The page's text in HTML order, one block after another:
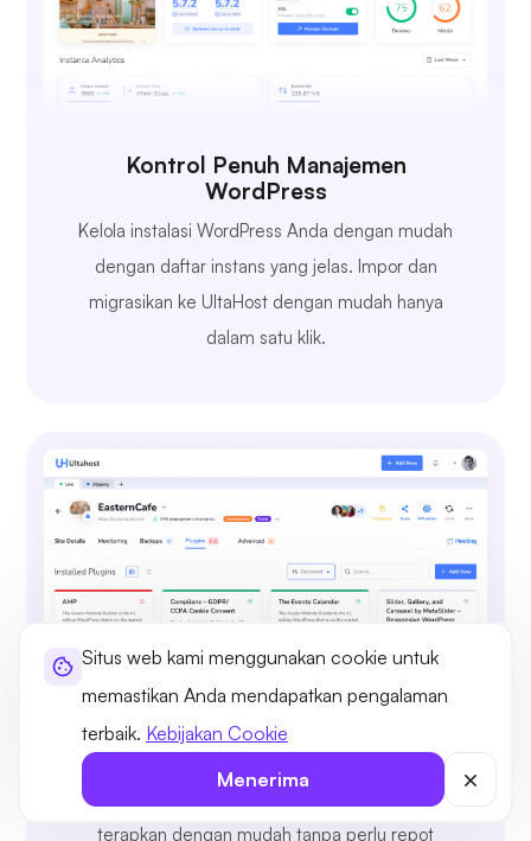
Situs web kami menggunakan cookie untuk
memastikan Anda mendapatkan pengalaman
terbaik. Kebijakan Cookie
Menerima
Kontrol Penuh Manajemen
WordPress
Kelola instalasi WordPress Anda dengan mudah
dengan daftar instans yang jelas. Impor dan
migrasikan ke UltaHost dengan mudah hanya
dalam satu klik.
Jelajahi, Instal, dan Kelola Plugin
terapkan dengan mudah tanpa perlu repot